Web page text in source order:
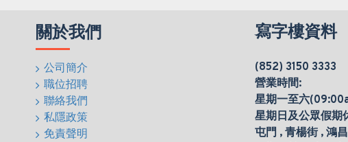
關於我們
公司簡介
職位招聘
聯絡我們
私隱政策
免責聲明
寫字樓資料
(852) 3150 3333
營業時間:
星期一至六
星期日及公眾假期
屯門 , 青楊街 , 鴻